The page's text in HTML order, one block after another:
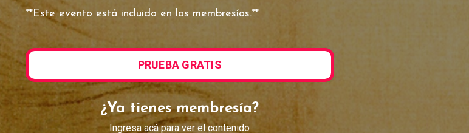
**Este evento está incluido en las membresías.**
PRUEBA GRATIS
¿Ya tienes membresía?
Ingresa acá para ver el contenido